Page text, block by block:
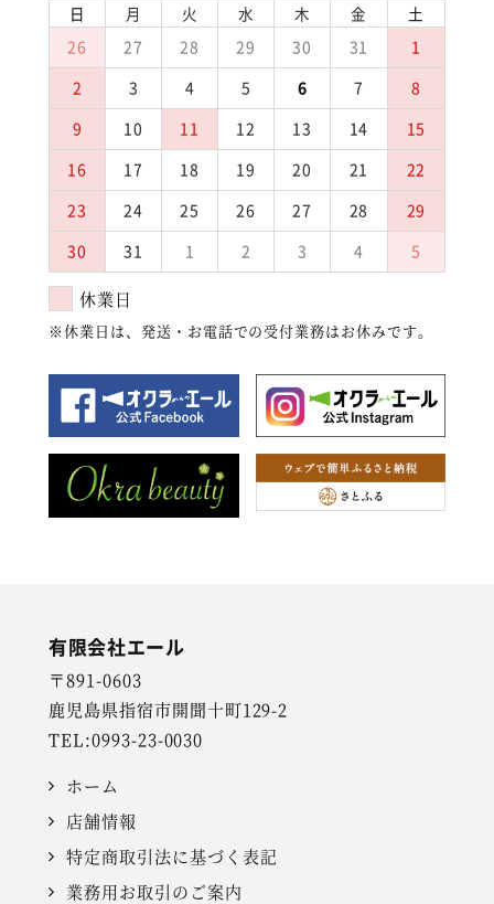
日 月 火 水 木 金
土
26
27 28 29 30 31
1
2
3 4 5 6 7
8
9
10 11 12 13 14
15
16
17 18 19 20 21
22
23
24 25 26 27 28
29
30
31 1 2 3 4 5
休業日
※休業日は、発送・お電話での受付業務はお休みです。
有限会社エール
〒891-0603
鹿児島県指宿市開聞十町129-2
TEL:0993-23-0030
ホーム
店舗情報
特定商取引法に基づく表記
業務用お取引のご案内